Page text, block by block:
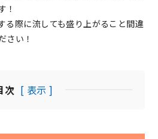
！
る際に流しても盛り上がること間違
さい！
次 [ 表示 ]